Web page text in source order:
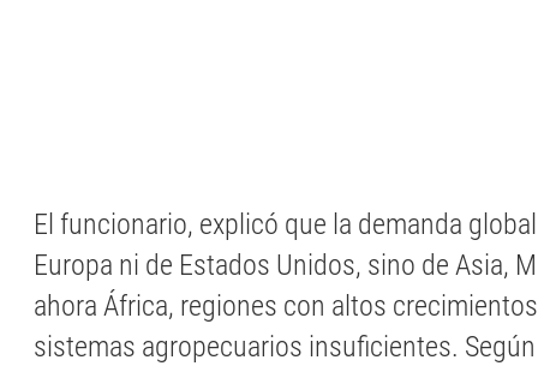
El funcionario, explicó que la demanda
Europa ni de Estados Unidos, sino de Asia,
ahora África, regiones con altos
sistemas agropecuarios insuficientes.